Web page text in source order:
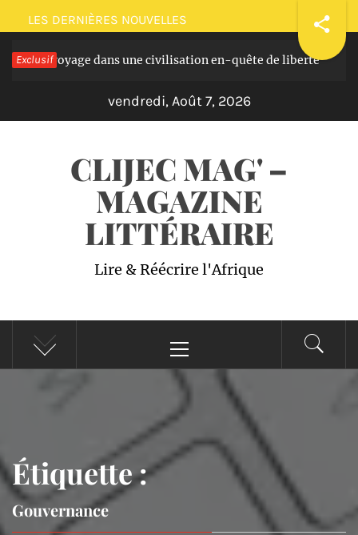
Passer
au
contenu
LES DERNIÈRES NOUVELLES
Exclusifvoyage dans une civilisation en-quête de liberté
vendredi, Août 7, 2026
CLIJEC MAG' –
MAGAZINE
LITTÉRAIRE
Lire & Réécrire l'Afrique
principal
Étiquette :
Gouvernance